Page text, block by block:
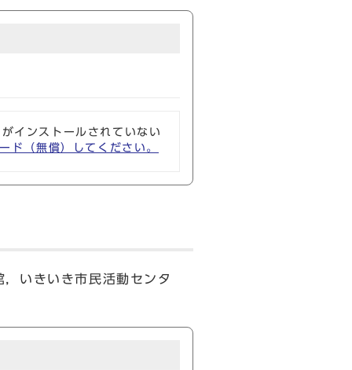
インストールされていない
（無償）してください。
いきいき市民活動センタ